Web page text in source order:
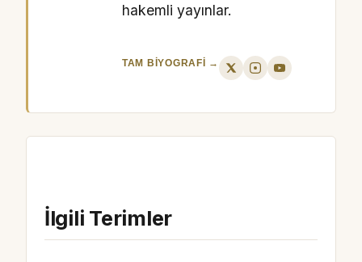
hakemli yayınlar.
TAM BIYOGRAFI →
İlgili Terimler